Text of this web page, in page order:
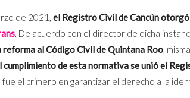
de 2021, el Registro Civil de Cancún
. De acuerdo con el director de dicha
reforma al Código Civil de Quintana Roo,
cumplimiento de esta normativa se unió el
el primero en garantizar el derecho a la